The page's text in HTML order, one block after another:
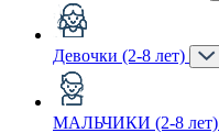
Девочки (2-8 лет)
МАЛЬЧИКИ (2-8 лет)